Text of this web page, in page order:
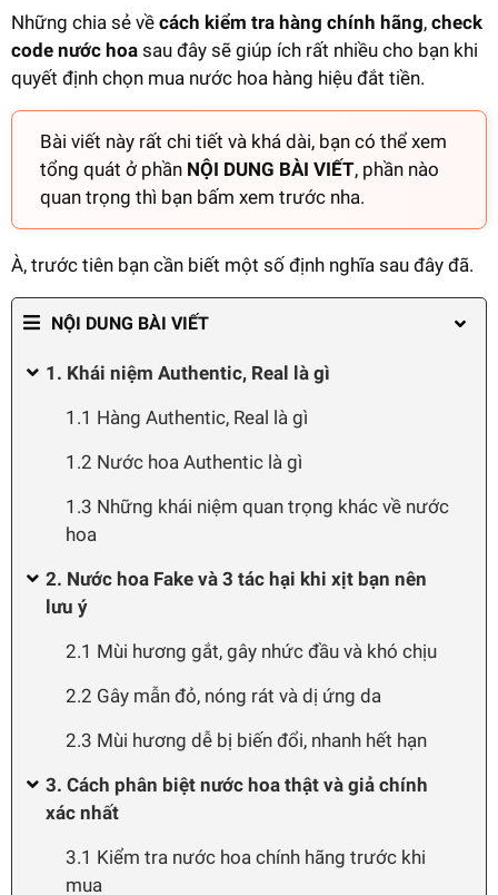
Những chia sẻ về cách kiểm tra hàng chính hãng, check
code nước hoa sau đây sẽ giúp ích rất nhiều cho bạn khi
quyết định chọn mua nước hoa hàng hiệu đắt tiền.
Bài viết này rất chi tiết và khá dài, bạn có thể xem
tổng quát ở phần NỘI DUNG BÀI VIẾT, phần nào
quan trọng thì bạn bấm xem trước nha.
À, trước tiên bạn cần biết một số định nghĩa sau đây đã.
NỘI DUNG BÀI VIẾT
1. Khái niệm Authentic, Real là gì
1.1 Hàng Authentic, Real là gì
1.2 Nước hoa Authentic là gì
1.3 Những khái niệm quan trọng khác về nước
hoa
2. Nước hoa Fake và 3 tác hại khi xịt bạn nên
lưu ý
2.1 Mùi hương gắt, gây nhức đầu và khó chịu
2.2 Gây mẫn đỏ, nóng rát và dị ứng da
2.3 Mùi hương dễ bị biến đổi, nhanh hết hạn
3. Cách phân biệt nước hoa thật và giả chính
xác nhất
3.1 Kiểm tra nước hoa chính hãng trước khi
mua